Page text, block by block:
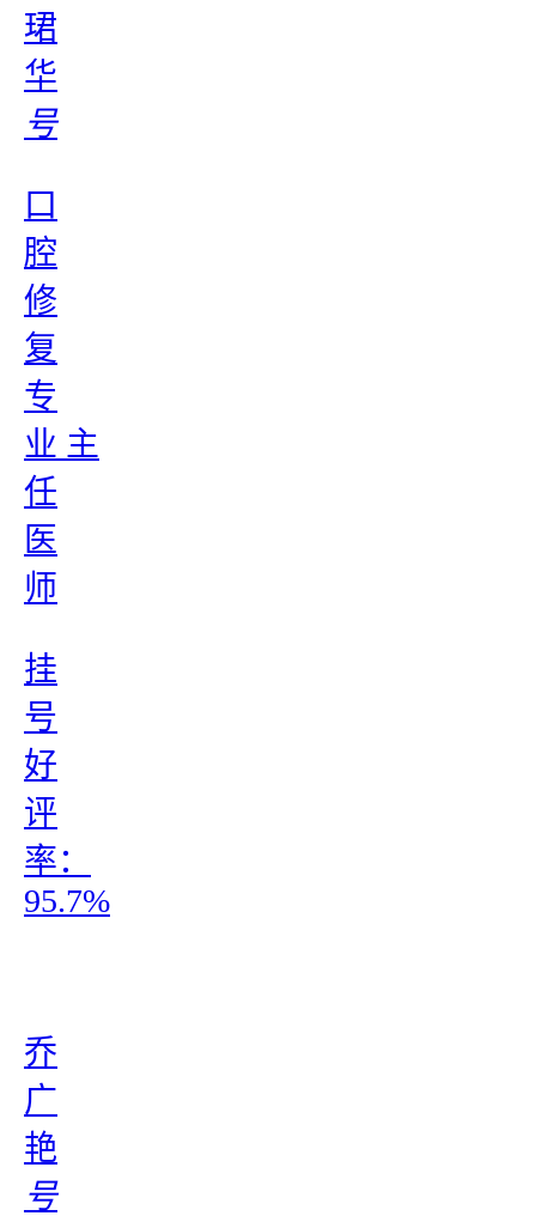
珺
华
号
口
腔
修
复
专
业 主
任
医
师
挂
号
好
评
率：
95.7%
乔
广
艳
号